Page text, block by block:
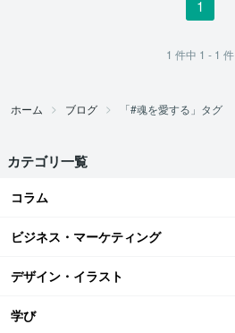
1
1 件中 1 - 1 件
ホーム ブログ 「#魂を愛する」タグ
カテゴリ一覧
コラム
ビジネス・マーケティング
デザイン・イラスト
学び